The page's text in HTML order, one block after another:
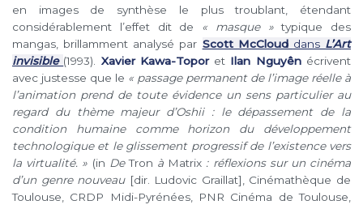
en images de synthèse le plus troublant, étendant
considérablement l’effet dit de « masque »typique des
mangas, brillamment analysé par Scott McCloud dans L’Art
invisible (1993). Xavier Kawa-Topor et Ilan Nguyên écrivent
avec justesse que le « passage permanent de l’image réelle à
l’animation prend de toute évidence un sens particulier au
regard du thème majeur d’Oshii : le dépassement de la
condition humaine comme horizon du développement
technologique et le glissement progressif de l’existence vers
la virtualité. » (in DeTron à Matrix : réflexions sur un cinéma
d’un genre nouveau [dir. Ludovic Graillat], Cinémathèque de
Toulouse, CRDP Midi-Pyrénées, PNR Cinéma de Toulouse,